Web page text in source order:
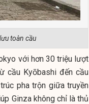
toàn cầu
với hơn 30 triệu lượt
cầu Kyōbashi đến cầu
pha trộn giữa truyền
Ginza không chỉ là thủ